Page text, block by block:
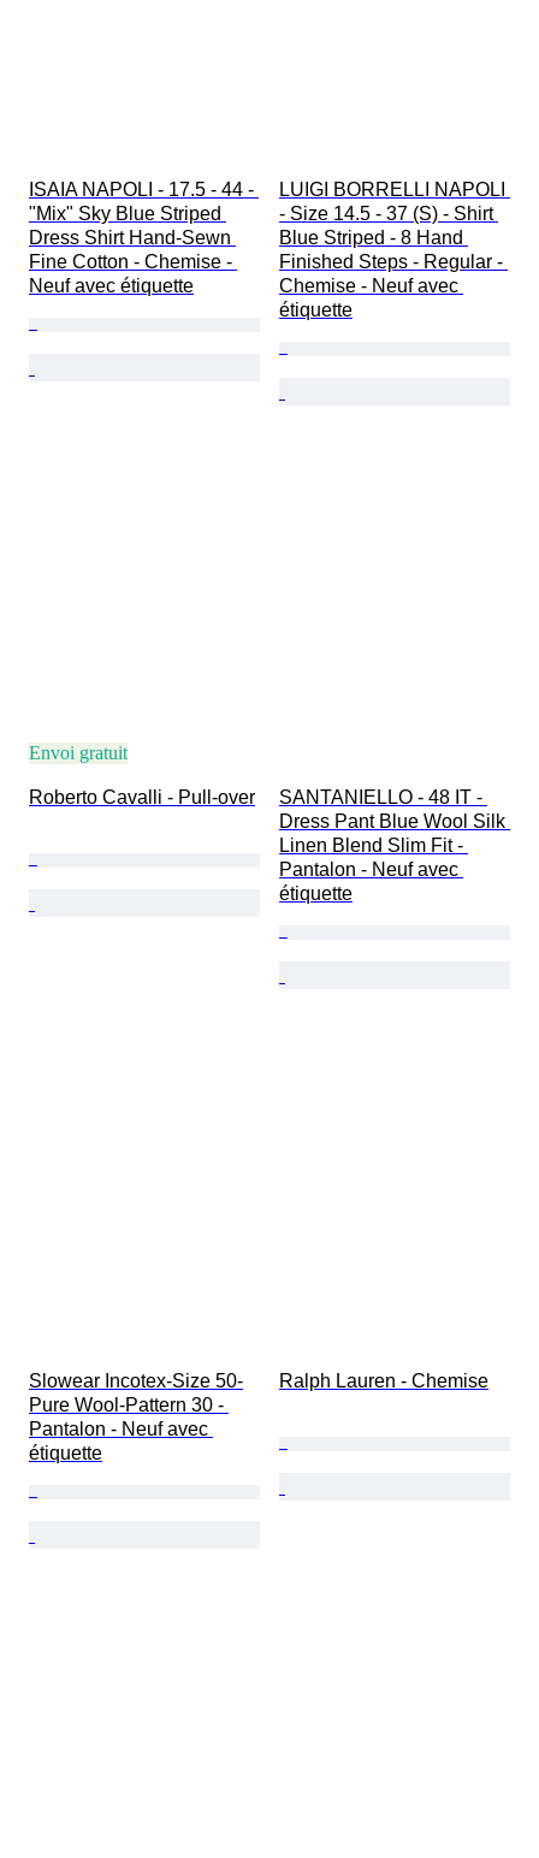
ISAIA NAPOLI - 17.5 - 44 -
"Mix" Sky Blue Striped
Dress Shirt Hand-Sewn
Fine Cotton - Chemise -
Neuf avec étiquette
LUIGI BORRELLI NAPOLI
- Size 14.5 - 37 (S) - Shirt
Blue Striped - 8 Hand
Finished Steps - Regular -
Chemise - Neuf avec
étiquette
Envoi gratuit
Roberto Cavalli - Pull-over
SANTANIELLO - 48 IT -
Dress Pant Blue Wool Silk
Linen Blend Slim Fit -
Pantalon - Neuf avec
étiquette
Slowear Incotex-Size 50-
Pure Wool-Pattern 30 -
Pantalon - Neuf avec
étiquette
Ralph Lauren - Chemise